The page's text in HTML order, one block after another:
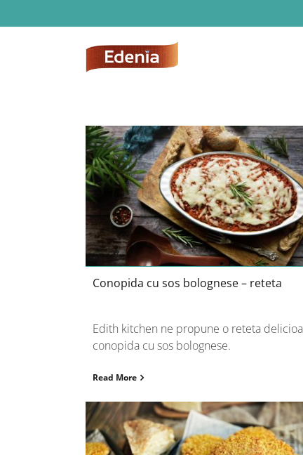
to
Conopida cu sos bolognese –
Conopida cu sos bolognese – reteta
Edith kitchen ne propune o reteta
conopida cu sos bolognese.
Read More